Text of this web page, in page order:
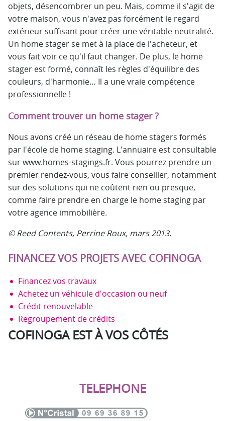
objets, désencombrer un peu. Mais, comme il s'agit de
votre maison, vous n'avez pas forcément le regard
extérieur suffisant pour créer une véritable neutralité.
Un home stager se met à la place de l'acheteur, et
vous fait voir ce qu'il faut changer. De plus, le home
stager est formé, connaît les règles d'équilibre des
couleurs, d'harmonie… Il a une vraie compétence
professionnelle !
Comment trouver un home stager ?
Nous avons créé un réseau de home stagers formés
par l'école de home staging. L'annuaire est consultable
sur www.homes-stagings.fr. Vous pourrez prendre un
premier rendez-vous, vous faire conseiller, notamment
sur des solutions qui ne coûtent rien ou presque,
comme faire prendre en charge le home staging par
votre agence immobilière.
© Reed Contents, Perrine Roux, mars 2013.
FINANCEZ VOS PROJETS AVEC COFINOGA
Financez vos travaux
Achetez un véhicule d'occasion ou neuf
Crédit renouvelable
Regroupement de crédits
COFINOGA EST À VOS CÔTÉS
TELEPHONE